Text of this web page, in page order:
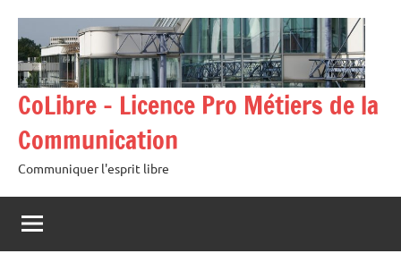
contenu
CoLibre – Licence Pro Métiers de la
Communication
Communiquer l'esprit libre